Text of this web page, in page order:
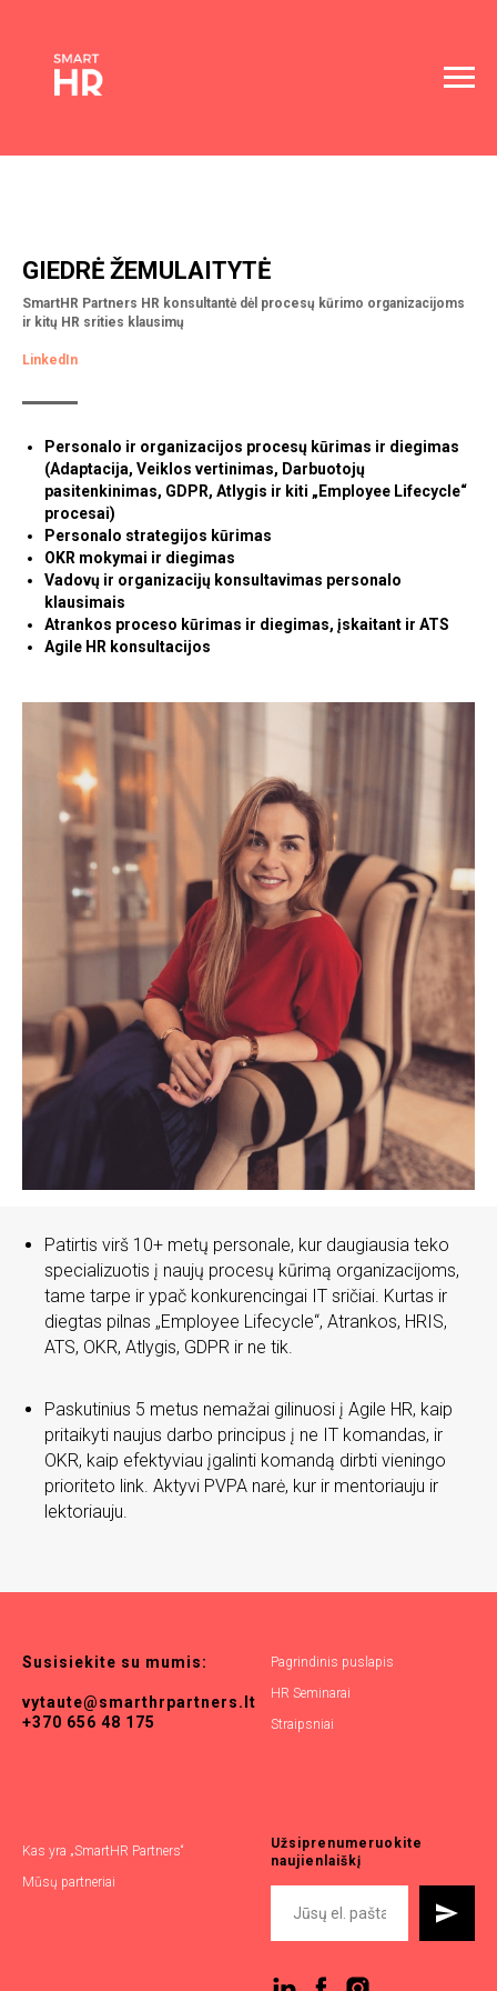
GIEDRĖ ŽEMULAITYTĖ
SmartHR Partners HR konsultantė dėl procesų kūrimo organizacijoms
ir kitų HR srities klausimų
LinkedIn
Personalo ir organizacijos procesų kūrimas ir diegimas
(Adaptacija, Veiklos vertinimas, Darbuotojų
pasitenkinimas, GDPR, Atlygis ir kiti „Employee Lifecycle“
procesai)
Personalo strategijos kūrimas
OKR mokymai ir diegimas
Vadovų ir organizacijų konsultavimas personalo
klausimais
Atrankos proceso kūrimas ir diegimas, įskaitant ir ATS
Agile HR konsultacijos
Patirtis virš 10+ metų personale, kur daugiausia teko
specializuotis į naujų procesų kūrimą organizacijoms,
tame tarpe ir ypač konkurencingai IT sričiai. Kurtas ir
diegtas pilnas „Employee Lifecycle“, Atrankos, HRIS,
ATS, OKR, Atlygis, GDPR ir ne tik.
Paskutinius 5 metus nemažai gilinuosi į Agile HR, kaip
pritaikyti naujus darbo principus į ne IT komandas, ir
OKR, kaip efektyviau įgalinti komandą dirbti vieningo
prioriteto link. Aktyvi PVPA narė, kur ir mentoriauju ir
lektoriauju.
Susisiekite su mumis:
vytaute@smarthrpartners.lt
+370 656 48 175
Pagrindinis puslapis
HR Seminarai
Straipsniai
Kas yra „SmartHR Partners“
Mūsų partneriai
Užsiprenumeruokite
naujienlaiškį